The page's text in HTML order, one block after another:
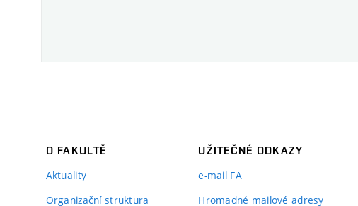
O FAKULTĚ
Aktuality
Organizační struktura
UŽITEČNÉ ODKAZY
e-mail FA
Hromadné mailové adresy